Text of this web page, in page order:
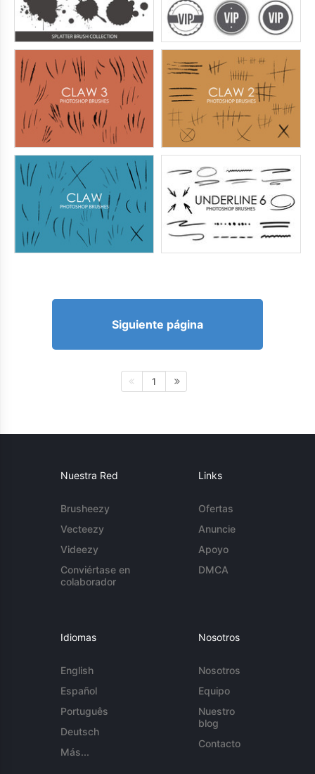
Siguiente página
1
Nuestra Red
Brusheezy
Vecteezy
Videezy
Conviértase en
colaborador
Links
Ofertas
Anuncie
Apoyo
DMCA
Idiomas
English
Español
Português
Deutsch
Más...
Nosotros
Nosotros
Equipo
Nuestro
blog
Contacto